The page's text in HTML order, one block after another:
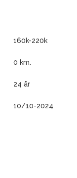
160k-220k
0 km.
24 år
10/10-2024